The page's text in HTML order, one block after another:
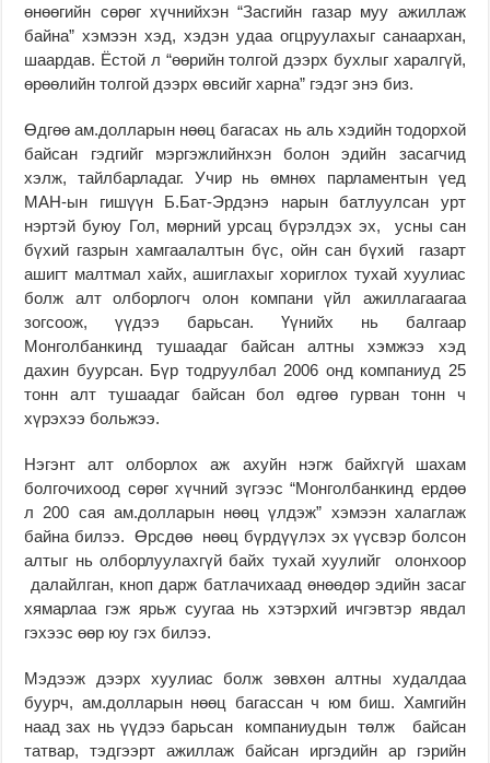
өнөөгийн сөрөг хүчнийхэн “Засгийн га­зар муу ажиллаж
байна” хэмээн хэд, хэдэн удаа огц­­­руулахыг санаархан,
шаардав. Ёстой л “өөрийн толгой дээрх бухлыг ха­ралгүй,
өрөөлийн толгой дээрх өвсийг харна” гэдэг энэ биз.
Өдгөө ам.долларын нөөц багасах нь аль хэдийн то­­­дорхой
байсан гэдгийг мэр­­гэжлийнхэн болон эдийн засагчид
хэлж, тайл­­­­­бар­ладаг. Учир нь өм­­­нөх парламентын үед
МАН-ын гишүүн Б.Бат-Эрдэнэ нарын батлуулсан урт
нэр­тэй буюу Гол, мөр­ний урсац бүрэлдэх эх, усны сан
бү­хий газрын хамгаалалтын бүс, ойн сан бүхий газарт
ашигт малтмал хайх, ашиг­лахыг хориглох ту­хай хуулиас
болж алт ол­бор­логч олон компани үйл ажил­лагаагаа
зогсоож, үүдээ барьсан. Үүнийх нь бал­гаар
Монголбанкинд ту­­шаадаг байсан алтны хэм­жээ хэд
дахин буурсан. Бүр тодруулбал 2006 онд компаниуд 25
тонн алт тушаадаг байсан бол өдгөө гурван тонн ч
хүрэхээ больжээ.
Нэгэнт алт олборлох аж ахуйн нэгж байхгүй шахам
болгочихоод сөрөг хүчний зүгээс “Монголбанкинд ер­дөө
л 200 сая ам.долларын нөөц үлдэж” хэмээн халаг­лаж
байна билээ. Өрсдөө нөөц бүрдүүлэх эх үүсвэр болсон
алтыг нь олборлуу­лахгүй байх тухай хуулийг олонхоор
далайлган, кноп дарж бат­­лачихаад өнөөдөр эдийн за­саг
хямарлаа гэж ярьж суу­гаа нь хэтэрхий ичгэвтэр явдал
гэхээс өөр юу гэх билээ.
Мэдээж дээрх хуулиас болж зөвхөн алтны худалдаа
буурч, ам.долларын нөөц багассан ч юм биш. Хамгийн
наад зах нь үүдээ барьсан компаниудын төлж бай­сан
татвар, тэдгээрт ажиллаж байсан иргэдийн ар гэрийн